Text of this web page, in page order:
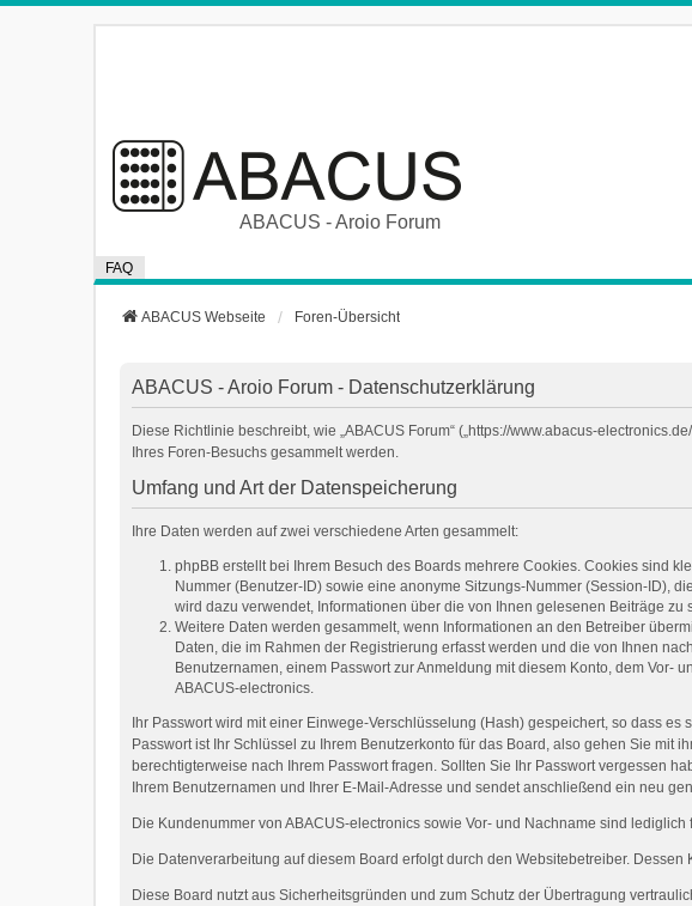
ABACUS - Aroio Forum
FAQ
ABACUS Webseite Foren-Übersicht
ABACUS - Aroio Forum - Datenschutzerklärung
Diese Richtlinie beschreibt, wie „ABACUS Forum“ („https://www.abacus-
Ihres Foren-Besuchs gesammelt werden.
Umfang und Art der Datenspeicherung
Ihre Daten werden auf zwei verschiedene Arten gesammelt:
phpBB erstellt bei Ihrem Besuch des Boards mehrere Cookies. Cookies sind
Nummer (Benutzer-ID) sowie eine anonyme Sitzungs-Nummer (Session-ID),
wird dazu verwendet, Informationen über die von Ihnen gelesenen Beiträge
Weitere Daten werden gesammelt, wenn Informationen an den Betreiber
Daten, die im Rahmen der Registrierung erfasst werden und die von Ihnen
Benutzernamen, einem Passwort zur Anmeldung mit diesem Konto, dem
ABACUS-electronics.
Ihr Passwort wird mit einer Einwege-Verschlüsselung (Hash) gespeichert, so dass
Passwort ist Ihr Schlüssel zu Ihrem Benutzerkonto für das Board, also gehen Sie mit
berechtigterweise nach Ihrem Passwort fragen. Sollten Sie Ihr Passwort vergessen
Ihrem Benutzernamen und Ihrer E-Mail-Adresse und sendet anschließend ein neu
Die Kundenummer von ABACUS-electronics sowie Vor- und Nachname sind
Die Datenverarbeitung auf diesem Board erfolgt durch den Websitebetreiber. Dessen
Diese Board nutzt aus Sicherheitsgründen und zum Schutz der Übertragung